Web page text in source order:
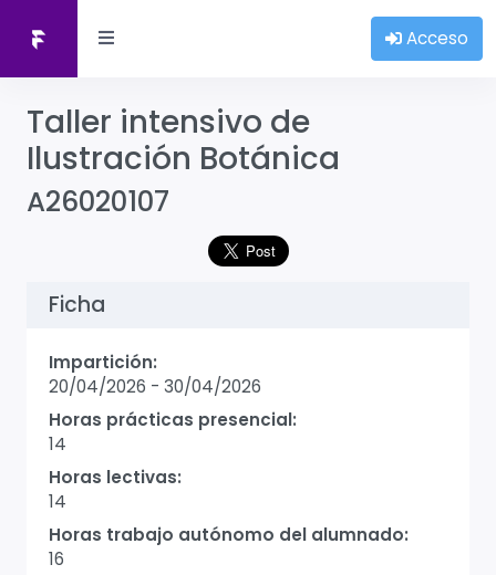
Acceso
Taller intensivo de
Ilustración Botánica
A26020107
Ficha
Impartición:
20/04/2026 - 30/04/2026
Horas prácticas presencial:
14
Horas lectivas:
14
Horas trabajo autónomo del alumnado:
16